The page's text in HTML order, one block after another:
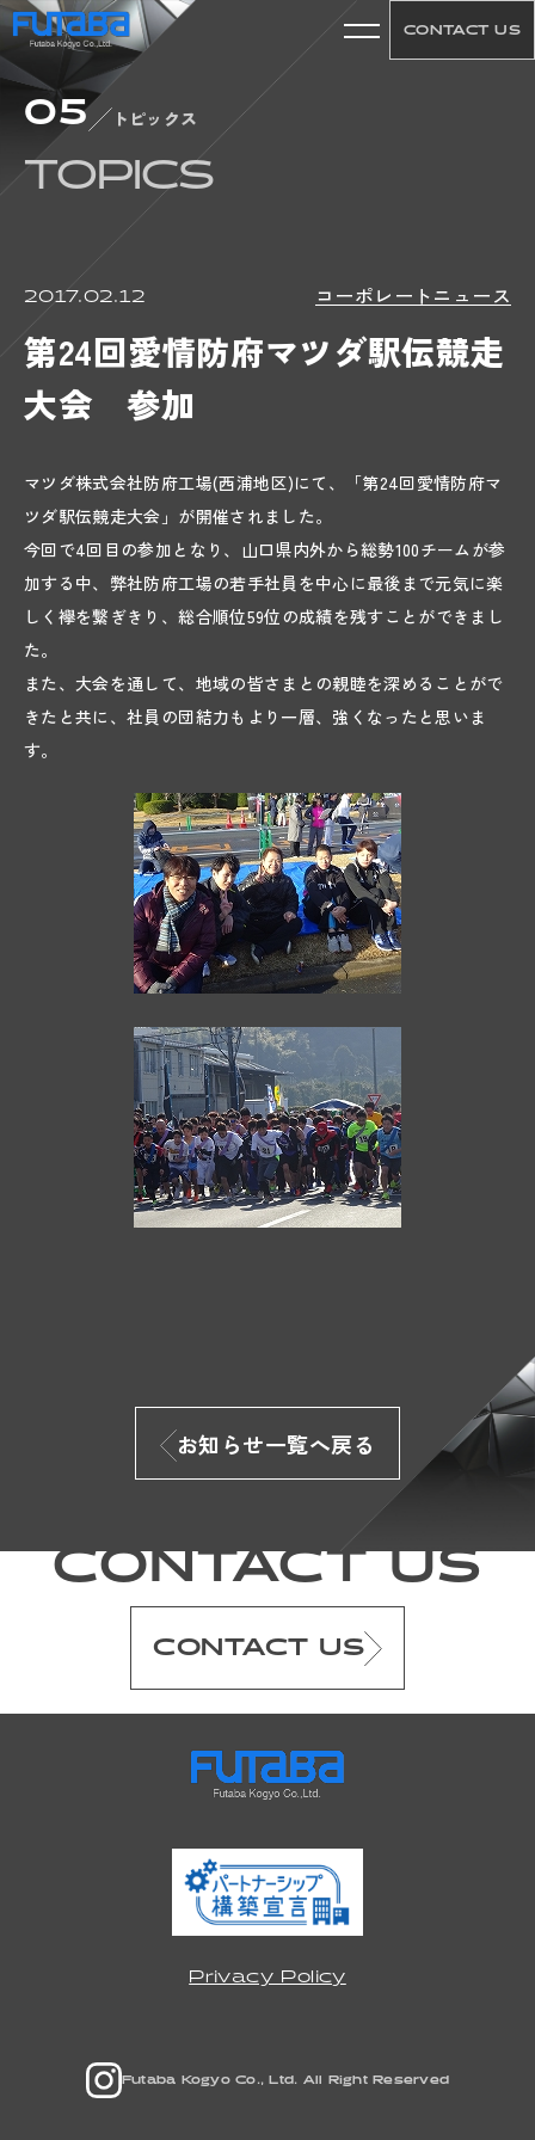
CONTACT US
01
ABOUT US
CONCEPT
COMPANY
02
WORKS
TECHNICAL
MACHINE
03
SUSTAINABILITY
RECRUIT
JOB
CROSSTALK
INFOGRAPHICS
REQUIREMENTS
TOPICS
05 トピックス
TOPICS
2017.02.12 コーポレートニュース
第24回愛情防府マツダ駅伝競走
大会 参加
マツダ株式会社防府工場(西浦地区)にて、「第24回愛情防府マ
ツダ駅伝競走大会」が開催されました。
今回で4回目の参加となり、山口県内外から総勢100チームが参
加する中、弊社防府工場の若手社員を中心に最後まで元気に楽
しく襷を繋ぎきり、総合順位59位の成績を残すことができまし
た。
また、大会を通して、地域の皆さまとの親睦を深めることがで
きたと共に、社員の団結力もより一層、強くなったと思いま
す。
お知らせ一覧へ戻る
CONTACT US
CONTACT US
Privacy Policy
Futaba Kogyo Co., Ltd. All Right Reserved